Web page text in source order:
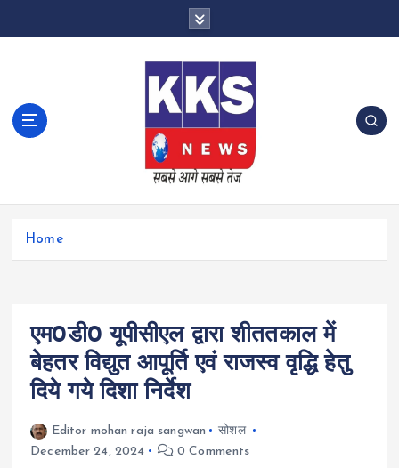
Home
एम0डी0 यूपीसीएल द्वारा शीततकाल में
बेहतर विद्युत आपूर्ति एवं राजस्व वृद्धि हेतु
दिये गये दिशा निर्देश
Editor mohan raja sangwan
सोशल
December 24, 2024
0 Comments